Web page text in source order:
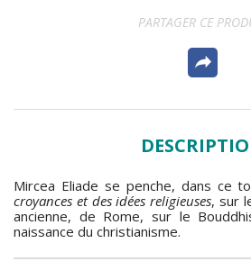
PARTAGER CE
Mircea Eliade se penche, dans ce
croyances et des idées religieuses, sur
ancienne, de Rome, sur le
naissance du christianisme.